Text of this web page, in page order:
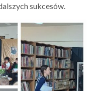
sukcesów.